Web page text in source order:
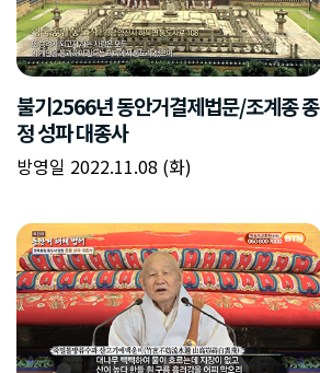
불기2566년 동안거결제법문/조계종 종
정 성파 대종사
방영일 2022.11.08 (화)